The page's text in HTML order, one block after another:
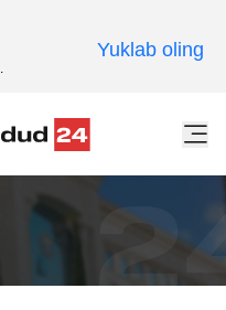
Yuklab oling